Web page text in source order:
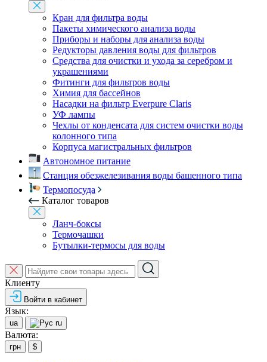
Кран для фильтра воды
Пакеты химического анализа воды
Приборы и наборы для анализа воды
Редукторы давления воды для фильтров
Средства для очистки и ухода за серебром и
украшениями
Фитинги для фильтров воды
Химия для бассейнов
Насадки на фильтр Everpure Claris
УФ лампы
Чехлы от конденсата для систем очистки воды
колонного типа
Корпуса магистральных фильтров
Автономное питание
Станция обезжелезивания воды башенного типа
Термопосуда
Каталог товаров
Ланч-боксы
Термочашки
Бутылки-термосы для воды
Клиенту
Войти в кабинет
Язык:
ua ru
Валюта:
грн $